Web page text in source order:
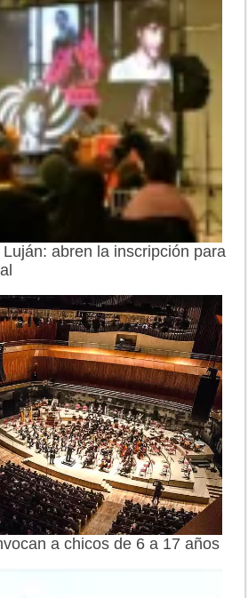
abren la inscripción para
a chicos de 6 a 17 años